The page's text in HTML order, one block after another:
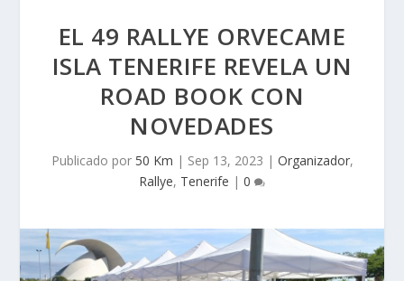
EL 49 RALLYE ORVECAME
ISLA TENERIFE REVELA UN
ROAD BOOK CON
NOVEDADES
Publicado por 50 Km | Sep 13, 2023 | Organizador,
Rallye, Tenerife | 0